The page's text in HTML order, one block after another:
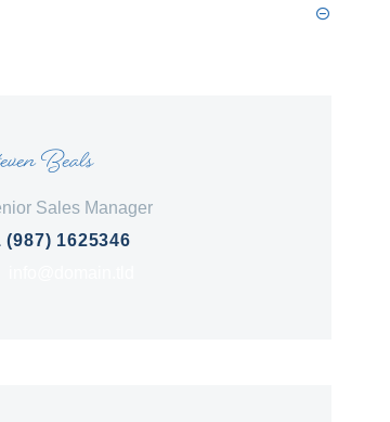
Beals
Sales Manager
(987) 1625346